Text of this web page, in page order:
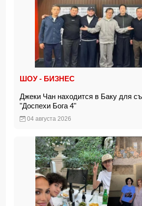
ШОУ - БИЗНЕС
Джеки Чан находится в Баку для
"Доспехи Бога 4"
04 августа 2026